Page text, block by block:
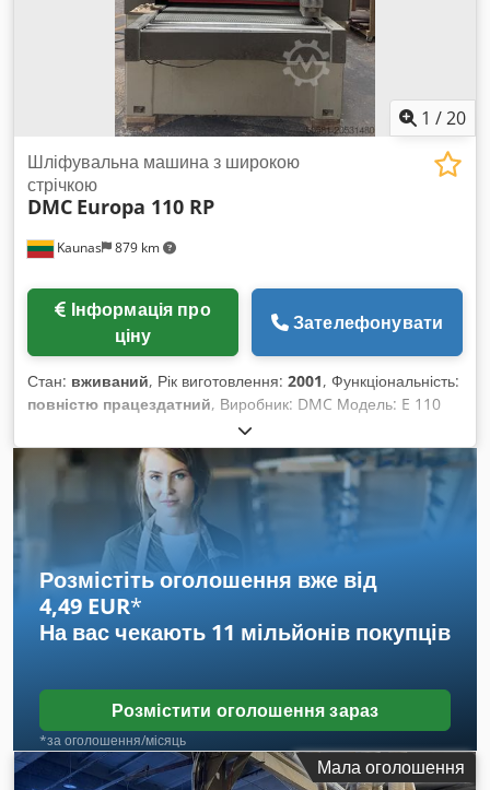
1 /20
Kaunas 879 km
Шліфувальна машина з широкою
стрічкою
DMC Europa 110 RP
ціну
Зателефонувати
Стан: вживаний, Рік виготовлення: 2001, Функціональність:
повністю працездатний, Виробник: DMC Модель: E 110
RP Рік: 2001 Csdpjxwwk Eefx Ac Derf
Розмістіть оголошення вже від
4,49 EUR*
На вас чекають 11 мільйонів покупців
Розмістити оголошення зараз
*за оголошення/місяць
Мала оголошення